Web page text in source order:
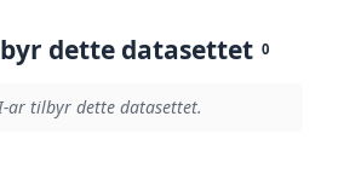
dette datasettet 0
ar tilbyr dette datasettet.